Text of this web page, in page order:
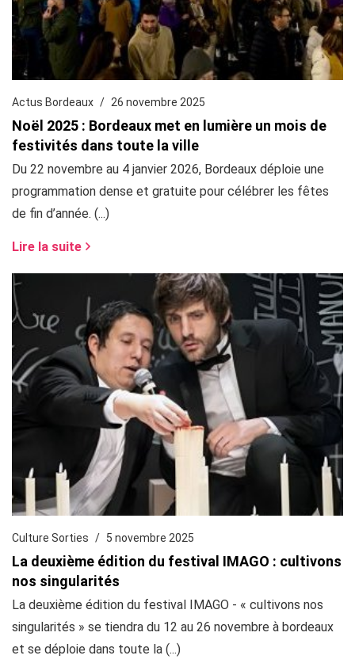
Actus Bordeaux 26 novembre 2025
Noël 2025 : Bordeaux met en lumière un mois de
festivités dans toute la ville
Du 22 novembre au 4 janvier 2026, Bordeaux déploie une
programmation dense et gratuite pour célébrer les fêtes
de fin d’année. (...)
Lire la suite
Culture Sorties 5 novembre 2025
La deuxième édition du festival IMAGO : cultivons
nos singularités
La deuxième édition du festival IMAGO - « cultivons nos
singularités » se tiendra du 12 au 26 novembre à bordeaux
et se déploie dans toute la (...)